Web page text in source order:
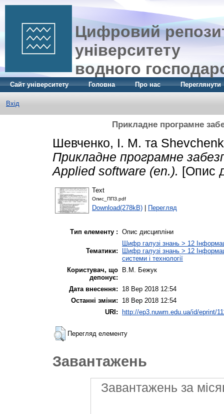
Цифровий
університету
водного
Сайт університету Головна Про нас Переглянути
Вхід
Прикладне програмне
Шевченко, І. М. та
Прикладне програмне
Applied software (en.). [Опис
Text
Опис_ППЗ.pdf
Download(278kB) | Перегляд
Тип елементу : Опис дисципліни
Тематики:
Шифр галузі знань > 12
Шифр галузі знань > 12
системи і технології
Користувач, що
депонує:
В.М. Бежук
Дата внесення:
18 Вер 2018 12:54
Останні зміни:
18 Вер 2018 12:54
URI:
http://ep3.nuwm.edu.ua/id/eprint/
Перегляд елементу
Завантажень
Завантажень за